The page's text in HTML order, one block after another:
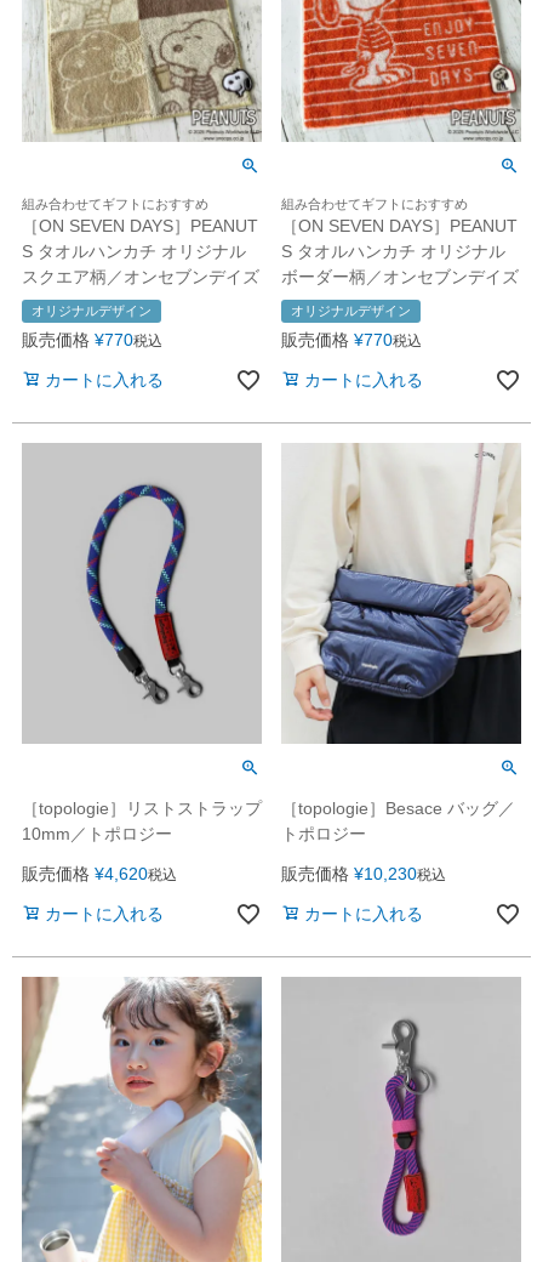
組み合わせてギフトにおすすめ
［ON SEVEN DAYS］PEANUT
S タオルハンカチ オリジナル
スクエア柄／オンセブンデイズ
オリジナルデザイン
販売価格 ¥770税込
カートに入れる
組み合わせてギフトにおすすめ
［ON SEVEN DAYS］PEANUT
S タオルハンカチ オリジナル
ボーダー柄／オンセブンデイズ
オリジナルデザイン
販売価格 ¥770税込
カートに入れる
［topologie］リストストラップ
10mm／トポロジー
販売価格 ¥4,620税込
カートに入れる
［topologie］Besace バッグ／
トポロジー
販売価格 ¥10,230税込
カートに入れる